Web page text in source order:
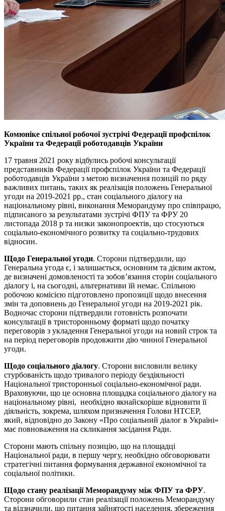
Комюніке спільної робочої зустрічі Федерації профспілок
України та Федерації роботодавців України
17 травня 2021 року відбулись робочі консультації
представників Федерації профспілок України та Федерації
роботодавців України з метою визначення позицій по ряду
важливих питань, таких як реалізація положень Генеральної
угоди на 2019-2021 рр., стан соціального діалогу на
національному рівні, виконання Меморандуму про співпрацю,
підписаного за результатами зустрічі ФПУ та ФРУ 20
листопада 2018 р та низки законопроектів, що стосуються
соціально-економічного розвитку та соціально-трудових
відносин.
Щодо Генеральної угоди. Сторони підтвердили, що
Генеральна угода є, і залишається, основним та дієвим актом,
де визначені домовленості та зобов’язання сторін соціального
діалогу і, на сьогодні, альтернативи їй немає. Спільною
робочою комісією підготовлено пропозиції щодо внесення
змін та доповнень до Генеральної угоди на 2019-2021 рік.
Водночас сторони підтвердили готовність розпочати
консультації в тристоронньому форматі щодо початку
переговорів з укладення Генеральної угоди на новий строк та
на період переговорів продовжити дію чинної Генеральної
угоди.
Щодо соціального діалогу. Сторони висловили велику
стурбованість щодо тривалого періоду бездіяльності
Національної тристоронньої соціально-економічної ради.
Враховуючи, що це основна площадка соціального діалогу на
національному рівні, необхідно якнайскоріше відновити її
діяльність, зокрема, шляхом призначення Голови НТСЕР,
який, відповідно до Закону «Про соціальний діалог в Україні»
має повноваження на скликання засідання Ради.
Сторони мають спільну позицію, що на площадці
Національної ради, в першу чергу, необхідно обговорювати
стратегічні питання формування державної економічної та
соціальної політики.
Щодо стану реалізації Меморандуму між ФПУ та ФРУ.
Сторони обговорили стан реалізації положень Меморандуму
та відзначили, що питання зайнятості населення, збереження